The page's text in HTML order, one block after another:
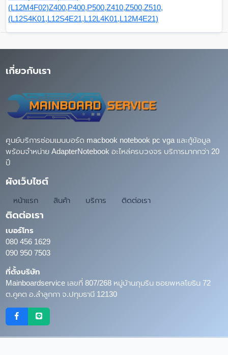
(L12M4F02)Z400,P400,P500,Z410,Z500,Z510,
(L12S4K01,L12S4E21,L12L4K01,L12M4E21)
เกี่ยวกับเรา
ศูนย์บริการซ่อมเมนบอร์ด macbook notebook pc vga และกู้ข้อมูล
พร้อมจำหน่าย AdapterNotebook อะไหล่ครบวงจร บริการมากกว่า 20
ปี
ผังเว็บไซต์
หน้าแรก สินค้า บริการ ติดต่อเรา
ติดต่อเรา
เบอร์โทร
080 456 1629
090 950 7503
ที่ตั้งบริษัท
Mainboardservice เลขที่ 807/268 หมู่บ้านภุมริน ซอยพหลโยธิน 72
ต.คูคต อ.ลำลูกกา จ.ปทุมธานี 12130